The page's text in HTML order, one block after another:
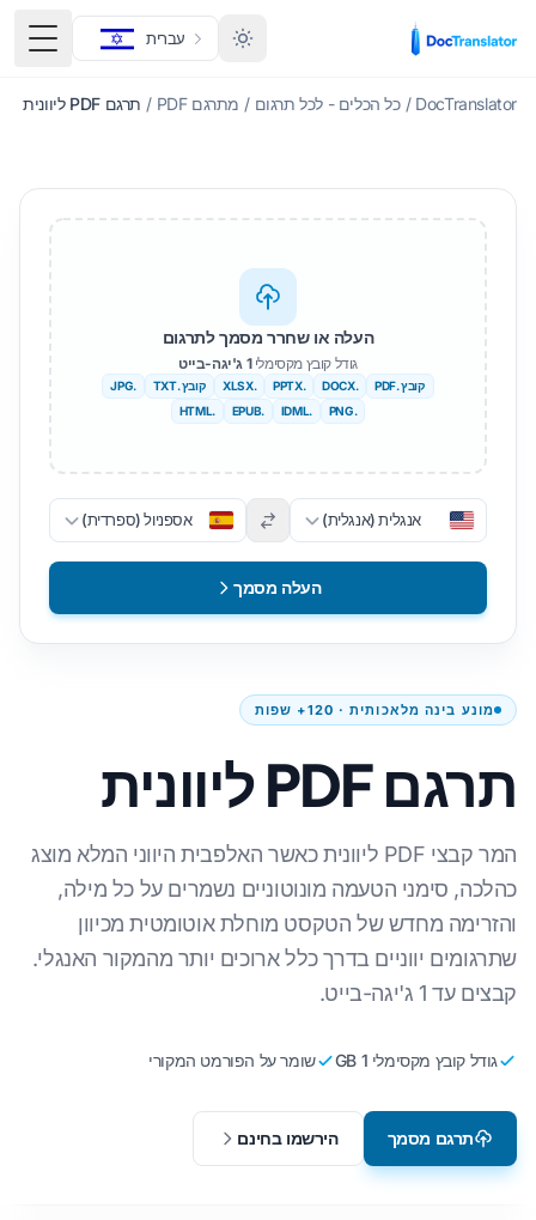
עברית
DocTranslator
/ כל הכלים - לכל תרגום / מתרגם PDF / תרגם PDF ליוונית
מונע בינה מלאכותית · 120+ שפות
תרגם PDF ליוונית
המר קבצי PDF ליוונית כאשר האלפבית היווני המלא מוצג
כהלכה, סימני הטעמה מונוטוניים נשמרים על כל מילה,
והזרימה מחדש של הטקסט מוחלת אוטומטית מכיוון
שתרגומים יווניים בדרך כלל ארוכים יותר מהמקור האנגלי.
קבצים עד 1 ג'יגה-בייט.
גודל קובץ מקסימלי 1 GB שומר על הפורמט המקורי
תרגם מסמך הירשמו בחינם
העלה או שחרר מסמך לתרגום
גודל קובץ מקסימלי1 ג'יגה-בייט
קובץ .PDF .DOCX
.PPTX
.XLSX קובץ .TXT
.JPG
.PNG
.IDML
.EPUB
.HTML
אנגלית (אנגלית) אספניול (ספרדית)
העלה מסמך